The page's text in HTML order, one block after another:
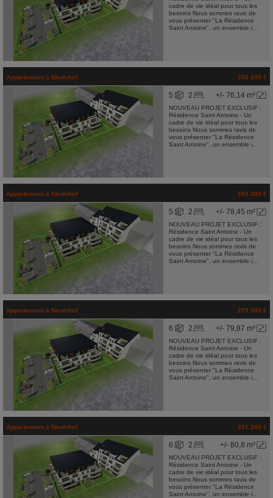
cadre de vie idéal pour tous les
besoins Nous sommes ravis de
vous présenter "La Résidence
Saint Antoine", un ensemble i...
Appartement à Neufchef 258 600 €
+/- 76,14 m²
5 2
NOUVEAU PROJET EXCLUSIF :
Résidence Saint Antoine - Un
cadre de vie idéal pour tous les
besoins Nous sommes ravis de
vous présenter "La Résidence
Saint Antoine", un ensemble i...
Appartement à Neufchef 269 300 €
+/- 78,45 m²
5 2
NOUVEAU PROJET EXCLUSIF :
Résidence Saint Antoine - Un
cadre de vie idéal pour tous les
besoins Nous sommes ravis de
vous présenter "La Résidence
Saint Antoine", un ensemble i...
Appartement à Neufchef 279 900 €
+/- 79,87 m²
6 2
NOUVEAU PROJET EXCLUSIF :
Résidence Saint Antoine - Un
cadre de vie idéal pour tous les
besoins Nous sommes ravis de
vous présenter "La Résidence
Saint Antoine", un ensemble i...
Appartement à Neufchef 281 200 €
+/- 80,8 m²
6 2
NOUVEAU PROJET EXCLUSIF :
Résidence Saint Antoine - Un
cadre de vie idéal pour tous les
besoins Nous sommes ravis de
vous présenter "La Résidence
Saint Antoine", un ensemble i...